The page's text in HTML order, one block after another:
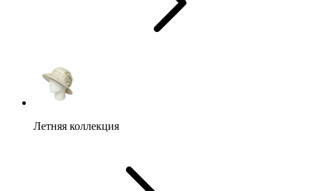
Летняя коллекция